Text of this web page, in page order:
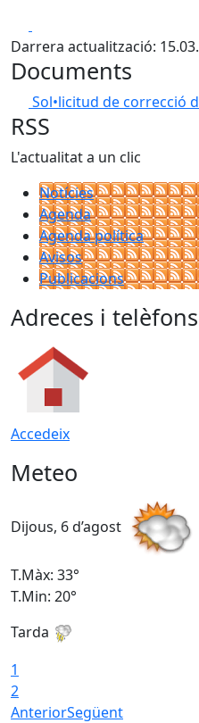
Darrera actualització:
Documents
Sol•licitud de correcció
RSS
L'actualitat a un clic
Notícies
Agenda
Agenda política
Avisos
Publicacions
Adreces i telèfons
Accedeix
Meteo
Dijous, 6 d’agost
T.Màx: 33°
T.Min: 20°
Tarda
1
2
AnteriorSegüent